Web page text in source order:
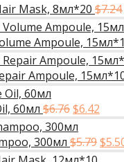
Mask, 8мл*20 $7.24
Ampoule,
Ampoule,
60мл $6.76
цена
$6.76.
$6.42
300мл $5.79$